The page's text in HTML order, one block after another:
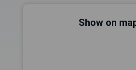
Show on